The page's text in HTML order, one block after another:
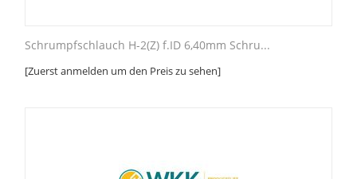
Schrumpfschlauch H-2(Z) f.ID 6,40mm Schru...
[Zuerst anmelden um den Preis zu sehen]